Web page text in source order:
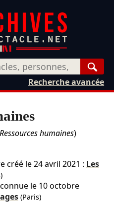
Recherche avancée
Ressources humaines)
créé le24 avril 2021 : Les
le 10 octobre
(Paris)